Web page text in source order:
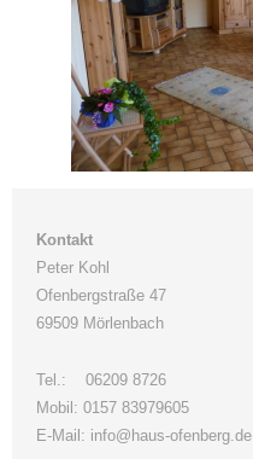
Kontakt
Peter Kohl
Ofenbergstraße 47
69509 Mörlenbach
Tel.: 06209 8726
Mobil: 0157 83979605
E-Mail: info@haus-ofenberg.de